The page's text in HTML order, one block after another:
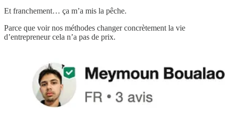
Et franchement… ça m’a mis la pêche.
Parce que voir nos méthodes changer concrètement la vie
d’entrepreneur cela n’a pas de prix.